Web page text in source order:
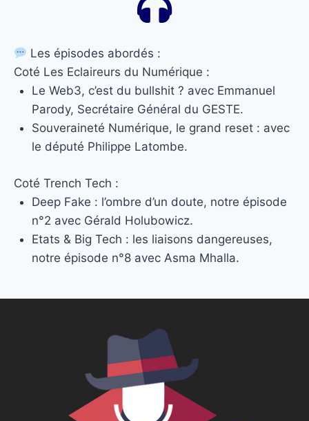
Les épisodes abordés :
Coté Les Eclaireurs du Numérique :
Le Web3, c’est du bullshit ? avec Emmanuel
Parody, Secrétaire Général du GESTE.
Souveraineté Numérique, le grand reset : avec
le député Philippe Latombe.
Coté Trench Tech :
Deep Fake : l’ombre d’un doute, notre épisode
n°2 avec Gérald Holubowicz.
Etats & Big Tech : les liaisons dangereuses,
notre épisode n°8 avec Asma Mhalla.